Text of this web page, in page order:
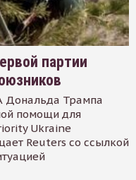
партии
Дональда Трампа
помощи для
Ukraine
Reuters со ссылкой